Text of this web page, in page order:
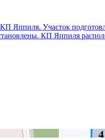
Яппиля. Участок
КП Яппиля